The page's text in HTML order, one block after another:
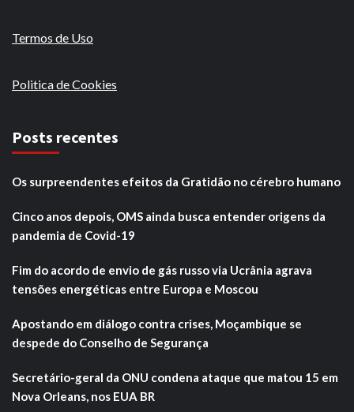
Termos de Uso
Politica de Cookies
Posts recentes
Os surpreendentes efeitos da Gratidão no cérebro humano
Cinco anos depois, OMS ainda busca entender origens da
pandemia de Covid-19
Fim do acordo de envio de gás russo via Ucrânia agrava
tensões energéticas entre Europa e Moscou
Apostando em diálogo contra crises, Moçambique se
despede do Conselho de Segurança
Secretário-geral da ONU condena ataque que matou 15 em
Nova Orleans, nos EUA BR